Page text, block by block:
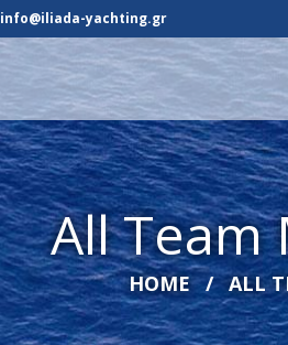
info@iliada-yachting.gr
All Team
HOME ALL